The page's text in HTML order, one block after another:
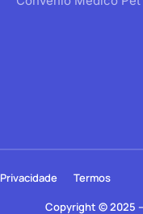
Copyright © 2025
Privacidade Termos